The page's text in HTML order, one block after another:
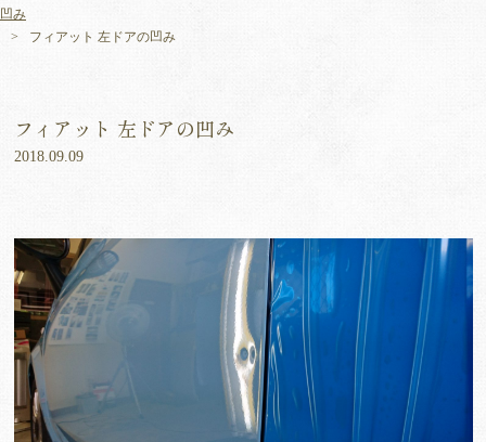
凹み
フィアット 左ドアの凹み
フィアット 左ドアの凹み
2018.09.09